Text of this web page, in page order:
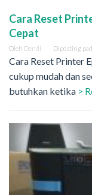
Cara Reset
Cepat
Oleh Dendi Diposting
Cara Reset Printer
cukup mudah dan
butuhkan ketika >